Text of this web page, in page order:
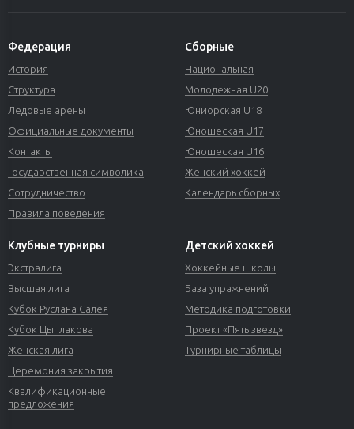
Федерация
История
Структура
Ледовые арены
Официальные документы
Контакты
Государственная символика
Сотрудничество
Правила поведения
Сборные
Национальная
Молодежная U20
Юниорская U18
Юношеская U17
Юношеская U16
Женский хоккей
Календарь сборных
Клубные турниры
Экстралига
Высшая лига
Кубок Руслана Салея
Кубок Цыплакова
Женская лига
Церемония закрытия
Квалификационные
предложения
Детский хоккей
Хоккейные школы
База упражнений
Методика подготовки
Проект «Пять звезд»
Турнирные таблицы